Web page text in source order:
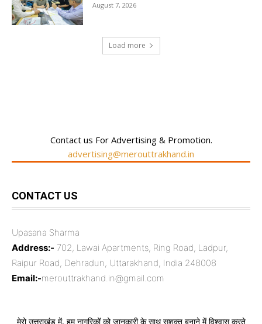
August 7, 2026
Load more
Contact us For Advertising & Promotion.
advertising@merouttrakhand.in
CONTACT US
Upasana Sharma
Address:- 702, Lawai Apartments, Ring Road, Ladpur,
Raipur Road, Dehradun, Uttarakhand, India 248008
Email:-merouttrakhand.in@gmail.com
मेरो उत्तराखंड में, हम नागरिकों को जानकारी के साथ सशक्त बनाने में विश्वास करते